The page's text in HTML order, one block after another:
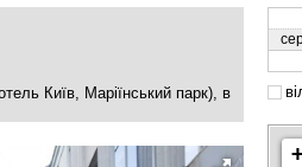
Київ, Маріїнський парк), в